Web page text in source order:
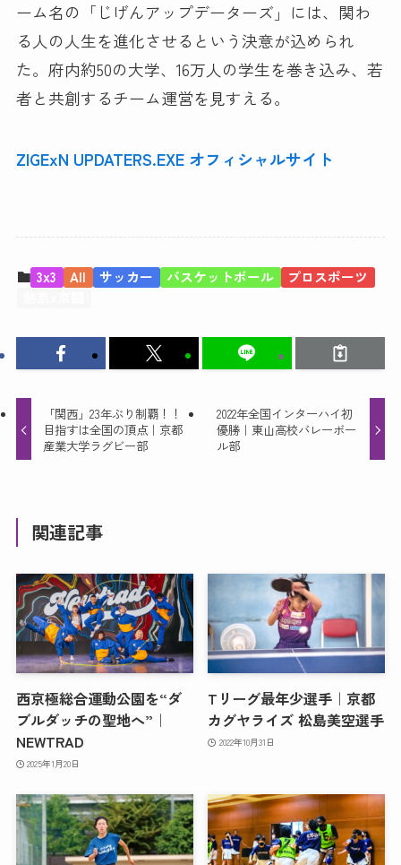
ーム名の「じげんアップデーターズ」には、関わ
る人の人生を進化させるという決意が込められ
た。府内約50の大学、16万人の学生を巻き込み、若
者と共創するチーム運営を見すえる。
ZIGExN UPDATERS.EXE オフィシャルサイト
3x3 All サッカー バスケットボール
プロスポーツ
「関西」23年ぶり制覇！！
目指すは全国の頂点｜京都
産業大学ラグビー部
2022年全国インターハイ初
優勝｜東山高校バレーボー
ル部
関連記事
西京極総合運動公園を“ダ
ブルダッチの聖地へ”｜
NEWTRAD
2025年1月20日
Tリーグ最年少選手｜京都
カグヤライズ 松島美空選手
2022年10月31日